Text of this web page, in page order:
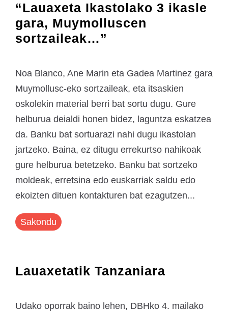
“Lauaxeta Ikastolako 3 ikasle
gara, Muymolluscen
sortzaileak…”
Noa Blanco, Ane Marin eta Gadea Martinez gara
Muymollusc-eko sortzaileak, eta itsaskien
oskolekin material berri bat sortu dugu. Gure
helburua deialdi honen bidez, laguntza eskatzea
da. Banku bat sortuarazi nahi dugu ikastolan
jartzeko. Baina, ez ditugu errekurtso nahikoak
gure helburua betetzeko. Banku bat sortzeko
moldeak, erretsina edo euskarriak saldu edo
ekoizten dituen kontakturen bat ezagutzen...
Sakondu
Lauaxetatik Tanzaniara
Udako oporrak baino lehen, DBHko 4. mailako